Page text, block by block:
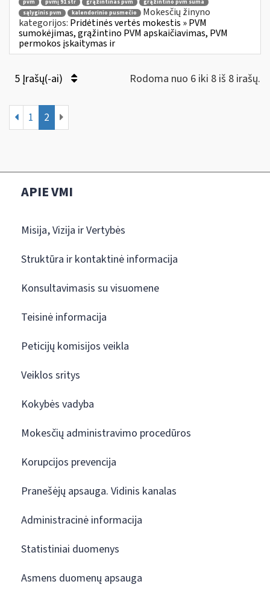
pvm pvmį 91 str grąžintinas pvm
grąžintino pvm suma
sąlyginis pvm
kalendorinio pusmečio
Mokesčių žinyno
kategorijos: Pridėtinės vertės mokestis » PVM
sumokėjimas, grąžintino PVM apskaičiavimas, PVM
permokos įskaitymas ir
5 Įrašų(-ai) Rodoma nuo 6 iki 8 iš 8 irašų.
1 2
APIE VMI
Misija, Vizija ir Vertybės
Struktūra ir kontaktinė informacija
Konsultavimasis su visuomene
Teisinė informacija
Peticijų komisijos veikla
Veiklos sritys
Kokybės vadyba
Mokesčių administravimo procedūros
Korupcijos prevencija
Pranešėjų apsauga. Vidinis kanalas
Administracinė informacija
Statistiniai duomenys
Asmens duomenų apsauga